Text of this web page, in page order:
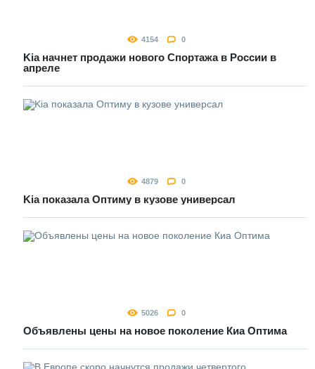
4154 0
Kia начнет продажи нового Спортажа в России в
апреле
4879 0
Kia показала Оптиму в кузове универсал
5026 0
Объявлены цены на новое поколение Киа Оптима